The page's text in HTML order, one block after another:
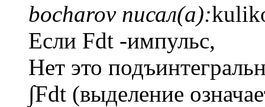
bocharov писал(а):
Если Fdt -импульс,
Нет это
∫Fdt (выделение